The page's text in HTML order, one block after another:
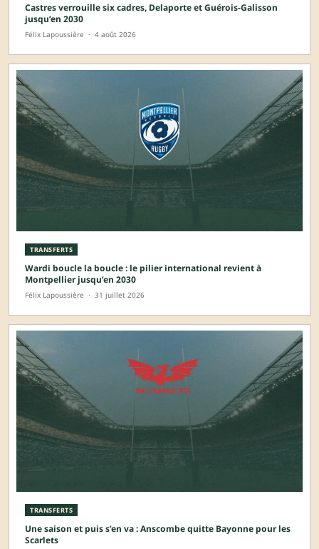
Castres verrouille six cadres, Delaporte et Guérois-Galisson
jusqu’en 2030
Félix Lapoussière · 4 août 2026
TRANSFERTS
Wardi boucle la boucle : le pilier international revient à
Montpellier jusqu’en 2030
Félix Lapoussière · 31 juillet 2026
TRANSFERTS
Une saison et puis s’en va : Anscombe quitte Bayonne pour les
Scarlets